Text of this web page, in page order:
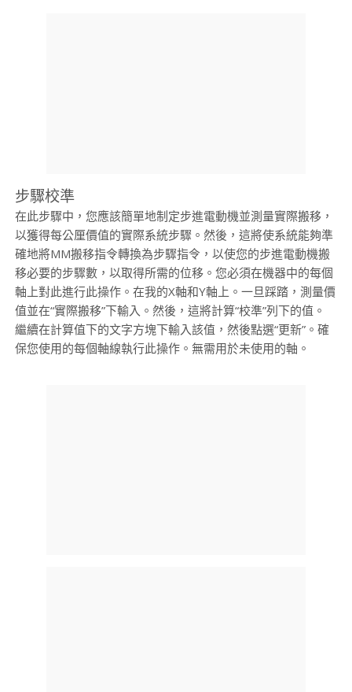
步驟校準
在此步驟中，您應該簡單地制定步進電動機並測量實際搬移，
以獲得每公厘價值的實際系統步驟。然後，這將使系統能夠準
確地將MM搬移指令轉換為步驟指令，以使您的步進電動機搬
移必要的步驟數，以取得所需的位移。您必須在機器中的每個
軸上對此進行此操作。在我的X軸和Y軸上。一旦踩踏，測量價
值並在“實際搬移”下輸入。然後，這將計算“校準”列下的值。
繼續在計算值下的文字方塊下輸入該值，然後點選“更新”。確
保您使用的每個軸線執行此操作。無需用於未使用的軸。